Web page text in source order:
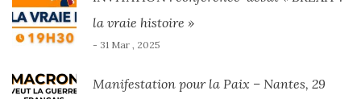
la vraie histoire »
- 31 Mar , 2025
Manifestation pour la Paix – Nantes, 29